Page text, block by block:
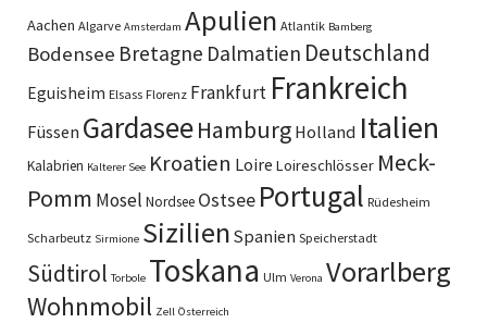
Aachen Algarve Amsterdam Apulien Atlantik Bamberg
Bodensee Bretagne Dalmatien Deutschland
Eguisheim Elsass Florenz Frankfurt Frankreich
Füssen GardaseeHamburg Holland Italien
Kalabrien Kalterer See Kroatien Loire Loireschlösser Meck-
Pomm Mosel Nordsee Ostsee Portugal Rüdesheim
Scharbeutz Sirmione Sizilien Spanien Speicherstadt
Südtirol Torbole Toskana Ulm Verona Vorarlberg
Wohnmobil Zell Österreich